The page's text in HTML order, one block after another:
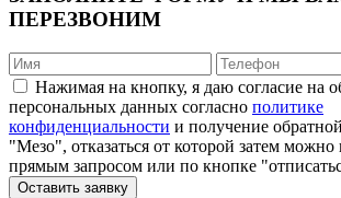
ПЕРЕЗВОНИМ
Нажимая на кнопку, я даю согласие на
персональных данных согласно политике
конфиденциальности и получение
"Мезо", отказаться от которой затем
прямым запросом или по кнопке
Оставить заявку